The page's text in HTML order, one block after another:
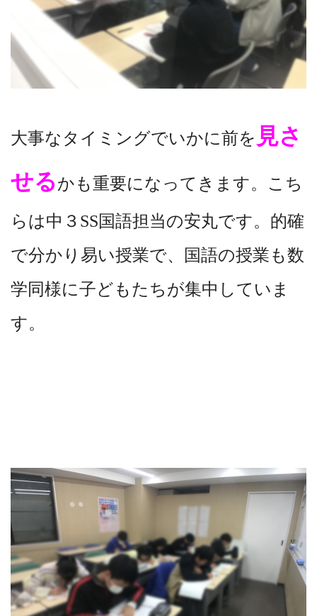
大事なタイミングでいかに前を 見さ
せるかも重要になってきます。こち
らは中３SS国語担当の安丸です。的確
で分かり易い授業で、国語の授業も数
学同様に子どもたちが集中していま
す。